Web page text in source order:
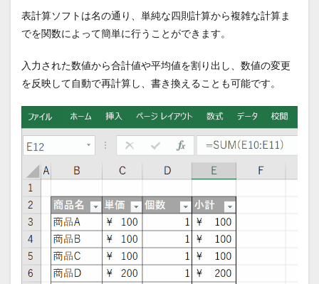
表計算ソフトは名の通り、単純な四則計算から複雑な計算ま
でを関数によって簡単に行うことができます。
入力された数値から合計値や平均値を割り出し、数値の変更
を反映して自動で再計算し、書き換えることも可能です。